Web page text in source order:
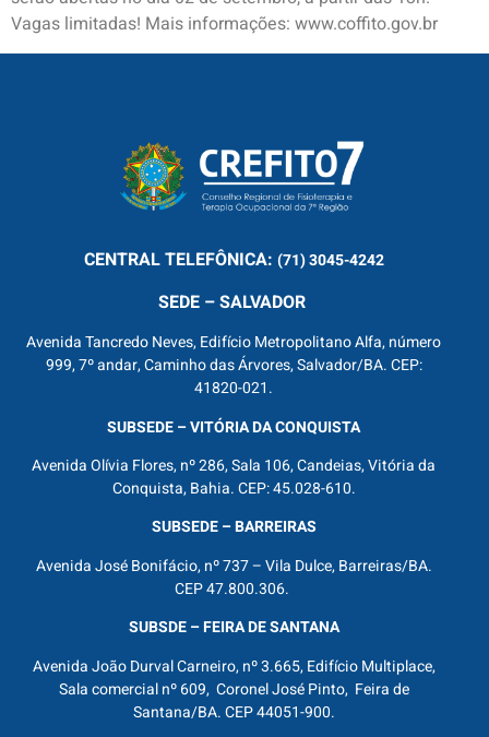
Vagas limitadas! Mais informações: www.coffito.gov.br
CENTRALTELEFÔNICA: (71) 3045-4242
SEDE – SALVADOR
Avenida Tancredo Neves, Edifício Metropolitano Alfa, número
999, 7º andar, Caminho das Árvores, Salvador/BA. CEP:
41820-021.
SUBSEDE – VITÓRIA DA CONQUISTA
Avenida Olívia Flores, nº 286, Sala 106, Candeias, Vitória da
Conquista, Bahia. CEP: 45.028-610.
SUBSEDE – BARREIRAS
Avenida José Bonifácio, nº 737 – Vila Dulce, Barreiras/BA.
CEP 47.800.306.
SUBSDE – FEIRA DE SANTANA
Avenida João Durval Carneiro, nº 3.665, Edifício Multiplace,
Sala comercial nº 609, Coronel José Pinto, Feira de
Santana/BA. CEP 44051-900.